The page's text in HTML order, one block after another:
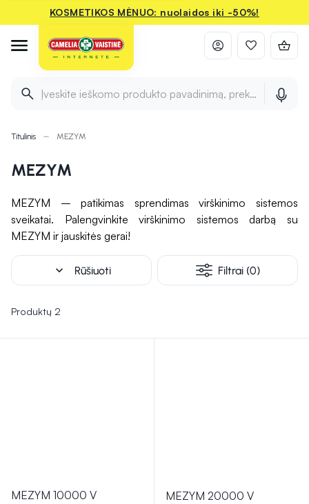
KOSMETIKOS MĖNUO: nuolaidos iki -50%!
Įveskite ieškomo produkto pavadinimą, prekės ženklą ir
Titulinis MEZYM
MEZYM
MEZYM – patikimas sprendimas virškinimo sistemos
sveikatai. Palengvinkite virškinimo sistemos darbą su
MEZYM ir jauskitės gerai!
expand_more Rūšiuoti Filtrai (0)
Produktų 2
MEZYM 10000 V
MEZYM 20000 V